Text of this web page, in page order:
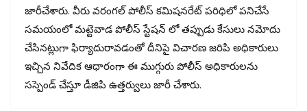
జారీచేశారు. వీరు వరంగల్ పోలీస్ కమిషనరేట్ పరిధిలో పనిచేసే
సమయంలో మట్టెవాడ పోలీస్ స్టేషన్ లో తప్పుడు కేసులు నమోదు
చేసినట్లుగా ఫిర్యాదురావడంతో దీనిపై విచారణ జరిపి అధికారులు
ఇచ్చిన నివేదిక ఆధారంగా ఈ ముగ్గురు పోలీస్ అధికారులను
సస్పెండ్ చేస్తూ డీజిపి ఉత్తర్వులు జారీ చేశారు.